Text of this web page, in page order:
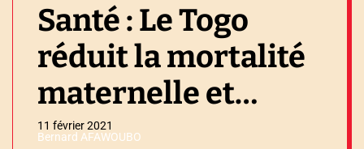
Santé : Le Togo
réduit la mortalité
maternelle et
néonatale
11 février 2021
Bernard AFAWOUBO